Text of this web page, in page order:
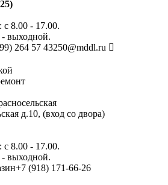
8.00 - 17.00.
- выходной.
264 57 43250@mddl.ru
д.10, (вход со двора)
8.00 - 17.00.
- выходной.
+7 (918) 171-66-26